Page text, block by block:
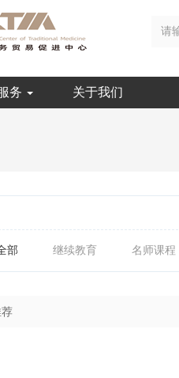
务 关于我们
部 继续教育 名师课程